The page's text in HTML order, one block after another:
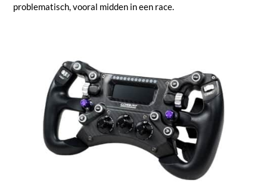
problematisch, vooral midden in een race.